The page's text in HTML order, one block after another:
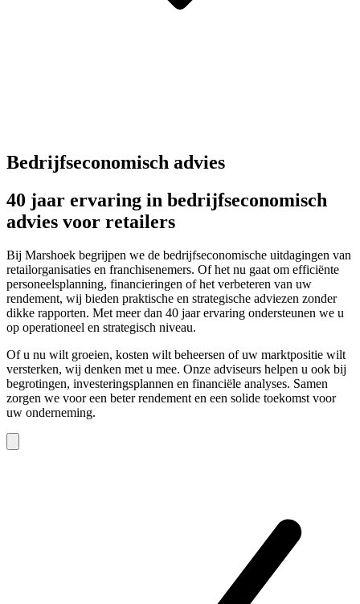
Bedrijfseconomisch advies
40 jaar ervaring in bedrijfseconomisch
advies voor retailers
Bij Marshoek begrijpen we de bedrijfseconomische uitdagingen van
retailorganisaties en franchisenemers. Of het nu gaat om efficiënte
personeelsplanning, financieringen of het verbeteren van uw
rendement, wij bieden praktische en strategische adviezen zonder
dikke rapporten. Met meer dan 40 jaar ervaring ondersteunen we u
op operationeel en strategisch niveau.
Of u nu wilt groeien, kosten wilt beheersen of uw marktpositie wilt
versterken, wij denken met u mee. Onze adviseurs helpen u ook bij
begrotingen, investeringsplannen en financiële analyses. Samen
zorgen we voor een beter rendement en een solide toekomst voor
uw onderneming.